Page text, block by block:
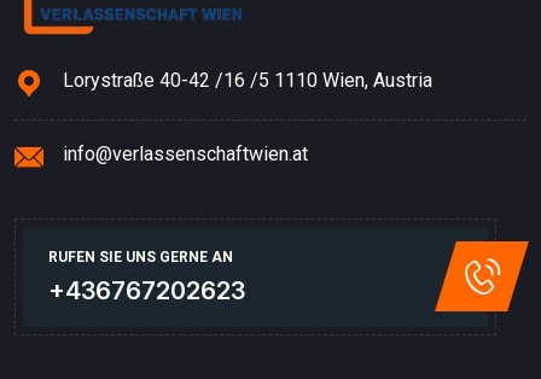
Lorystraße 40-42 /16 /5 1110 Wien, Austria
info@verlassenschaftwien.at
RUFEN SIE UNS GERNE AN
+436767202623